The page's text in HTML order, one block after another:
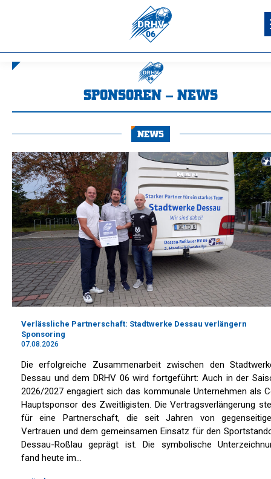
SPONSOREN – NEWS
NEWS
Verlässliche Partnerschaft: Stadtwerke Dessau verlängern
Sponsoring
07.08.2026
Die erfolgreiche Zusammenarbeit zwischen den
Dessau und dem DRHV 06 wird fortgeführt: Auch in der
2026/2027 engagiert sich das kommunale Unternehmen als
Hauptsponsor des Zweitligisten. Die Vertragsverlängerung
für eine Partnerschaft, die seit Jahren von
Vertrauen und dem gemeinsamen Einsatz für den
Dessau-Roßlau geprägt ist. Die symbolische
fand heute im…